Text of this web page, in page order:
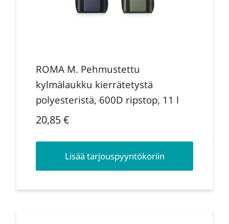
ROMA M. Pehmustettu
kylmälaukku kierrätetystä
polyesteristä, 600D ripstop, 11 l
20,85€
Lisää tarjouspyyntökoriin